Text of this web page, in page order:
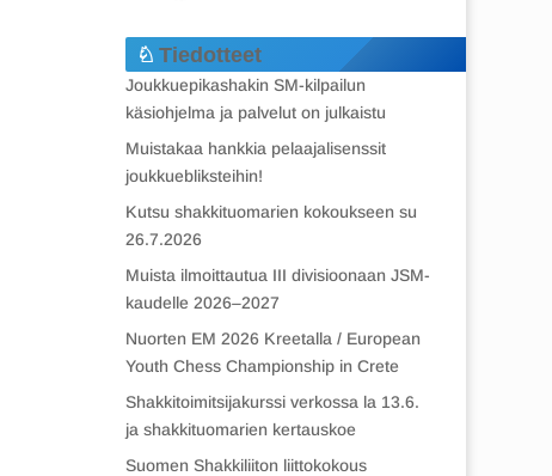
Tiedotteet
Joukkuepikashakin SM-kilpailun
käsiohjelma ja palvelut on julkaistu
Muistakaa hankkia pelaajalisenssit
joukkuebliksteihin!
Kutsu shakkituomarien kokoukseen su
26.7.2026
Muista ilmoittautua III divisioonaan JSM-
kaudelle 2026–2027
Nuorten EM 2026 Kreetalla / European
Youth Chess Championship in Crete
Shakkitoimitsijakurssi verkossa la 13.6.
ja shakkituomarien kertauskoe
Suomen Shakkiliiton liittokokous